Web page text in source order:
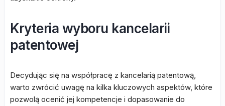
Kryteria wyboru kancelarii
patentowej
Decydując się na współpracę z kancelarią patentową,
warto zwrócić uwagę na kilka kluczowych aspektów, które
pozwolą ocenić jej kompetencje i dopasowanie do